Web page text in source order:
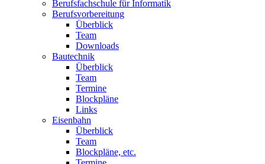
Berufsfachschule für Informatik
Berufsvorbereitung
Überblick
Team
Downloads
Bautechnik
Überblick
Team
Termine
Blockpläne
Links
Eisenbahn
Überblick
Team
Blockpläne, etc.